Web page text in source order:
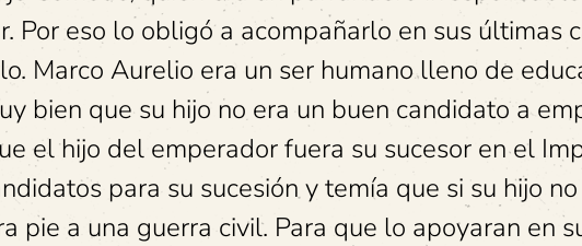
Por eso lo obligó a acompañarlo en sus últimas
Marco Aurelio era un ser humano lleno de
bien que su hijo no era un buen candidato a
el hijo del emperador fuera su sucesor en el
para su sucesión y temía que si su hijo
pie a una guerra civil. Para que lo apoyaran en